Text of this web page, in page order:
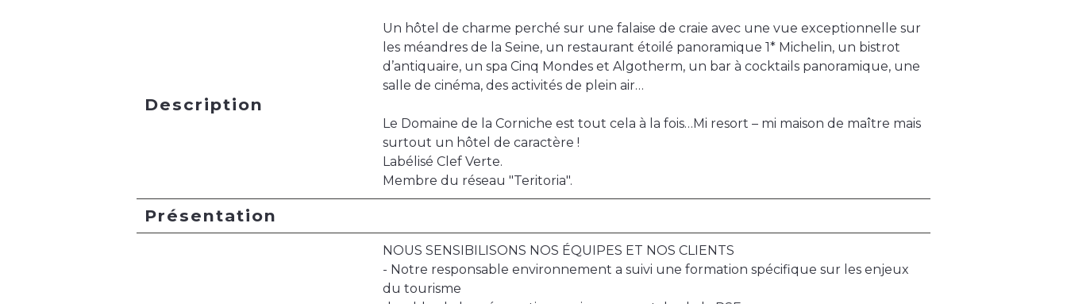
Description
Un hôtel de charme perché sur une falaise de craie avec une vue exceptionnelle sur
les méandres de la Seine, un restaurant étoilé panoramique 1* Michelin, un bistrot
d’antiquaire, un spa Cinq Mondes et Algotherm, un bar à cocktails panoramique, une
salle de cinéma, des activités de plein air…
Le Domaine de la Corniche est tout cela à la fois…Mi resort – mi maison de maître mais
surtout un hôtel de caractère !
Labélisé Clef Verte.
Membre du réseau "Teritoria".
Présentation
NOUS SENSIBILISONS NOS ÉQUIPES ET NOS CLIENTS
- Notre responsable environnement a suivi une formation spécifique sur les enjeux
du tourisme